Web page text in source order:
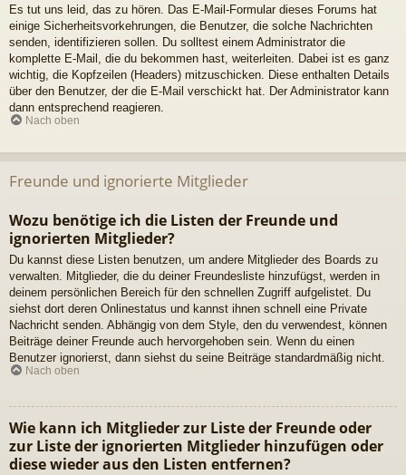
Es tut uns leid, das zu hören. Das E-Mail-Formular dieses Forums hat
einige Sicherheitsvorkehrungen, die Benutzer, die solche Nachrichten
senden, identifizieren sollen. Du solltest einem Administrator die
komplette E-Mail, die du bekommen hast, weiterleiten. Dabei ist es ganz
wichtig, die Kopfzeilen (Headers) mitzuschicken. Diese enthalten Details
über den Benutzer, der die E-Mail verschickt hat. Der Administrator kann
dann entsprechend reagieren.
Nach oben
Freunde und ignorierte Mitglieder
Wozu benötige ich die Listen der Freunde und
ignorierten Mitglieder?
Du kannst diese Listen benutzen, um andere Mitglieder des Boards zu
verwalten. Mitglieder, die du deiner Freundesliste hinzufügst, werden in
deinem persönlichen Bereich für den schnellen Zugriff aufgelistet. Du
siehst dort deren Onlinestatus und kannst ihnen schnell eine Private
Nachricht senden. Abhängig von dem Style, den du verwendest, können
Beiträge deiner Freunde auch hervorgehoben sein. Wenn du einen
Benutzer ignorierst, dann siehst du seine Beiträge standardmäßig nicht.
Nach oben
Wie kann ich Mitglieder zur Liste der Freunde oder
zur Liste der ignorierten Mitglieder hinzufügen oder
diese wieder aus den Listen entfernen?